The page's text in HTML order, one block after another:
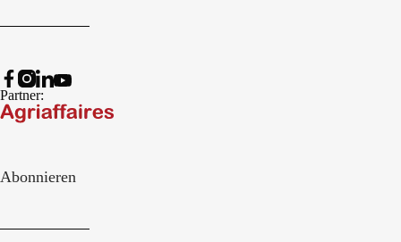
Partner:
Abonnieren